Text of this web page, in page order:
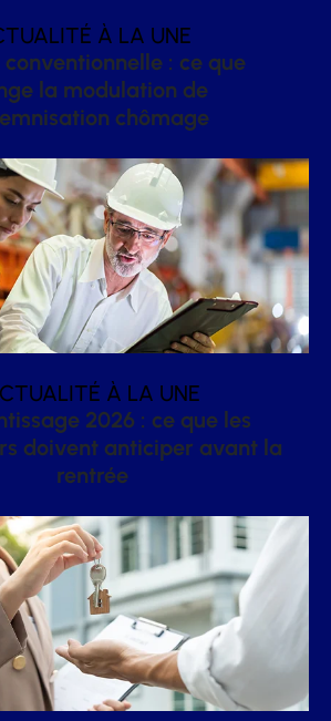
À LA UNE
conventionnelle : ce que
la modulation de
chômage
À LA UNE
2026 : ce que les
doivent anticiper avant la
rentrée